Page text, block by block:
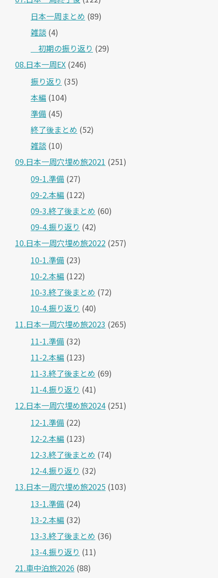
日本一周まとめ (89)
雑談 (4)
＿初期の振り返り (29)
08.日本一周EX (246)
振り返り (35)
本編 (104)
準備 (45)
終了後まとめ (52)
雑談 (10)
09.日本一周穴埋め旅2021 (251)
09-1.準備 (27)
09-2.本編 (122)
09-3.終了後まとめ (60)
09-4.振り返り (42)
10.日本一周穴埋め旅2022 (257)
10-1.準備 (23)
10-2.本編 (122)
10-3.終了後まとめ (72)
10-4.振り返り (40)
11.日本一周穴埋め旅2023 (265)
11-1.準備 (32)
11-2.本編 (123)
11-3.終了後まとめ (69)
11-4.振り返り (41)
12.日本一周穴埋め旅2024 (251)
12-1.準備 (22)
12-2.本編 (123)
12-3.終了後まとめ (74)
12-4.振り返り (32)
13.日本一周穴埋め旅2025 (103)
13-1.準備 (24)
13-2.本編 (32)
13-3.終了後まとめ (36)
13-4.振り返り (11)
21.車中泊旅2026 (88)